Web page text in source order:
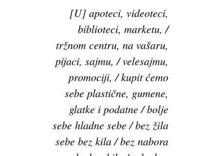
[U] apoteci, videoteci,
biblioteci, marketu, /
tržnom centru, na vašaru,
pijaci, sajmu, / velesajmu,
promociji, / kupit ćemo
sebe plastične, gumene,
glatke i podatne / bolje
sebe hladne sebe / bez žila
sebe bez kila / bez nabora